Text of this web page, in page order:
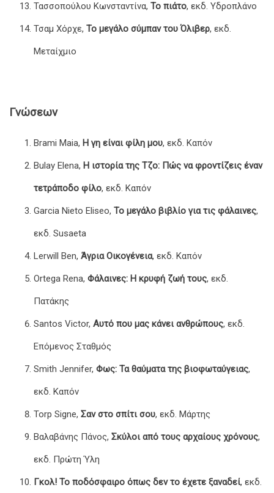
Τασσοπούλου Κωνσταντίνα, Το πιάτο, εκδ. Υδροπλάνο
Τσαμ Χόρχε, Το μεγάλο σύμπαν του Όλιβερ, εκδ.
Μεταίχμιο
Γνώσεων
Brami Maia, Η γη είναι φίλη μου, εκδ. Καπόν
Bulay Elena, Η ιστορία της Τζο: Πώς να φροντίζεις έναν
τετράποδο φίλο, εκδ. Καπόν
Garcia Nieto Eliseo, Το μεγάλο βιβλίο για τις φάλαινες,
εκδ. Susaeta
Lerwill Ben, Άγρια Οικογένεια, εκδ. Καπόν
Ortega Rena, Φάλαινες: Η κρυφή ζωή τους, εκδ.
Πατάκης
Santos Victor, Αυτό που μας κάνει ανθρώπους, εκδ.
Επόμενος Σταθμός
Smith Jennifer, Φως: Τα θαύματα της βιοφωταύγειας,
εκδ. Καπόν
Torp Signe, Σαν στο σπίτι σου, εκδ. Μάρτης
Βαλαβάνης Πάνος, Σκύλοι από τους αρχαίους χρόνους,
εκδ. Πρώτη Ύλη
Γκολ! Το ποδόσφαιρο όπως δεν το έχετε ξαναδεί, εκδ.